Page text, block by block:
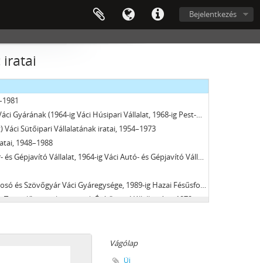
Bejelentkezés
iratai
iratai, 1953–1962
ig Magyar Bélés- és Szövőgyár Rt.) iratai, 1946–1977
iratai, 1953–1955
(1962-ig Finompamutfonó és Cérnázógyár) iratai, 1950–1989
Vállalat, 1968-ig Pest-Nógrád Megyei Húsipari Vállalat) iratai, 1950–1992
Váci Sütőipari Vállalatának iratai, 1954–1973
1948–1988
1964-ig Váci Autó- és Gépjavító Vállalat) iratai, 1953–1970
1989-ig Hazai Fésűsfonó és Szövőgyár Váci Gyárának) iratai, 1948–1993
Tanács 6. sz. Építőipari Szövetkezeti Közös Vállalata, majd Váci Magasépítő Kft.) iratai, 1967–2006
majd Váci Városgazdálkodási Vállalat ) iratai, 1954–2008
és Csatornaművek) iratai, 1952–1976
Vágólap
Új